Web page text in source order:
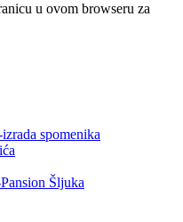
u ovom browseru za
spomenika
Šljuka